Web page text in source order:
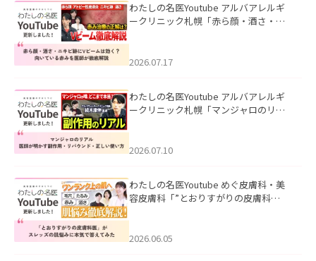
わたしの名医Youtube アルバアレルギ
ークリニック札幌「赤ら顔・酒さ・ニ
した。
2026.07.17
わたしの名医Youtube アルバアレルギ
ークリニック札幌「マンジャロのリア
た。
2026.07.10
わたしの名医Youtube めぐ皮膚科・美
容皮膚科「”とおりすがりの皮膚科
2026.06.05